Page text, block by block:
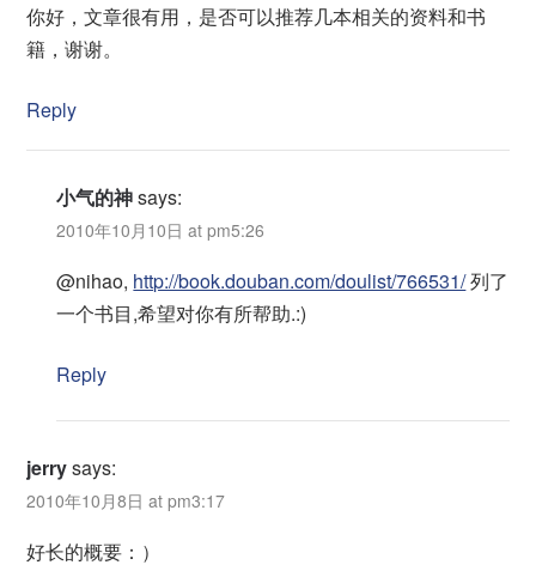
你好，文章很有用，是否可以推荐几本相关的资料和书
籍，谢谢。
Reply
小气的神says:
2010年10月10日 at pm5:26
@nihao, http://book.douban.com/doulist/766531/列了
一个书目,希望对你有所帮助.:)
Reply
jerrysays:
2010年10月8日 at pm3:17
好长的概要：）